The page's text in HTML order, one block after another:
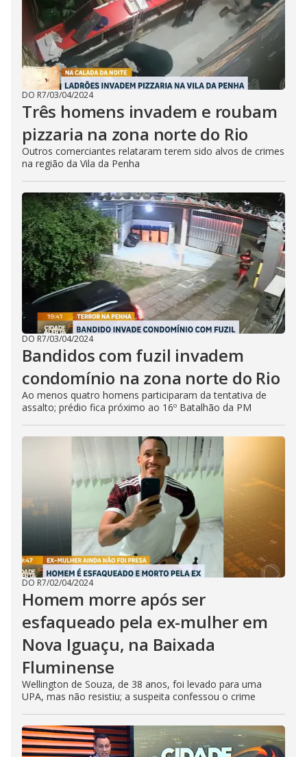
DO R7/03/04/2024
Três homens invadem e roubam
pizzaria na zona norte do Rio
Outros comerciantes relataram terem sido alvos de crimes
na região da Vila da Penha
DO R7/03/04/2024
Bandidos com fuzil invadem
condomínio na zona norte do Rio
Ao menos quatro homens participaram da tentativa de
assalto; prédio fica próximo ao 16º Batalhão da PM
DO R7/02/04/2024
Homem morre após ser
esfaqueado pela ex-mulher em
Nova Iguaçu, na Baixada
Fluminense
Wellington de Souza, de 38 anos, foi levado para uma
UPA, mas não resistiu; a suspeita confessou o crime